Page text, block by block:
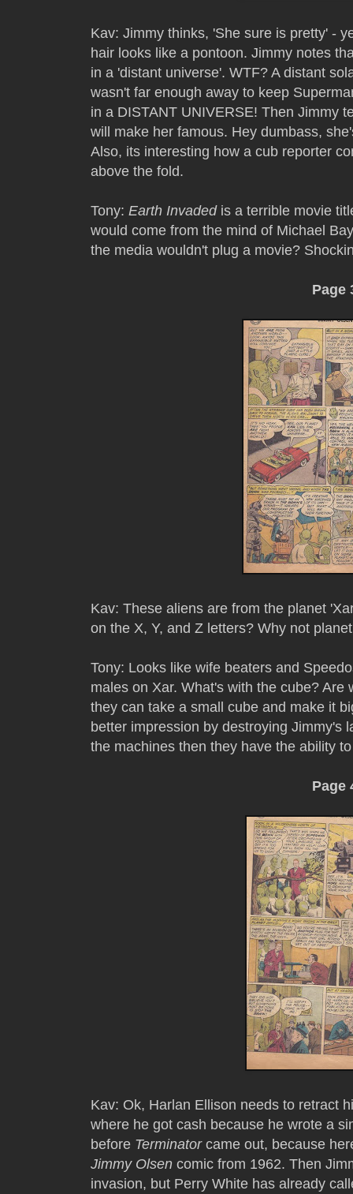
Kav: Jimmy thinks, 'She sure is pretty' -
hair looks like a pontoon. Jimmy notes
in a 'distant universe'. WTF? A distant
wasn't far enough away to keep
in a DISTANT UNIVERSE! Then Jimmy
will make her famous. Hey dumbass,
Also, its interesting how a cub reporter
above the fold.
Tony: Earth Invadedis a terrible movie
would come from the mind of Michael
the media wouldn't plug a movie?
Page
Kav: These aliens are from the planet
on the X, Y, and Z letters? Why not
Tony: Looks like wife beaters and
males on Xar. What's with the cube?
they can take a small cube and make it
better impression by destroying Jimmy's
the machines then they have the ability
Page
Kav: Ok, Harlan Ellison needs to retract
where he got cash because he wrote a
before Terminatorcame out, because
Jimmy Olsen comic from 1962. Then
invasion, but Perry White has already